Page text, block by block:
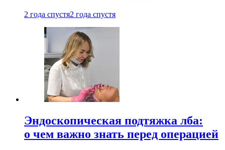
2 года спустя2 года спустя
Эндоскопическая подтяжка лба:
о чем важно знать перед операцией